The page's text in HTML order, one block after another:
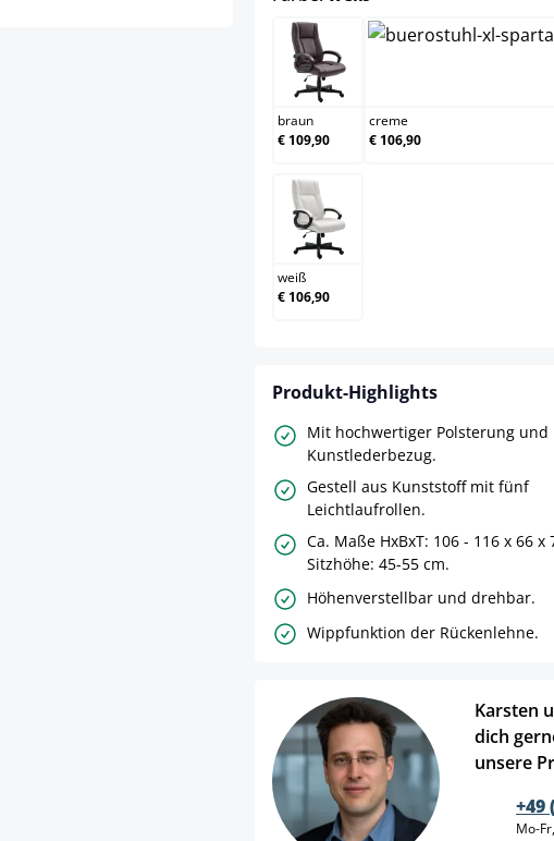
braun
braun
€ 109,90
creme
€ 106,90
weiß
weiß
€ 106,90
Produkt-Highlights
Mit hochwertiger Polsterung und
Kunstlederbezug.
Gestell aus Kunststoff mit fünf
Leichtlaufrollen.
Ca. Maße HxBxT: 106 - 116 x 66 x
Sitzhöhe: 45-55 cm.
Höhenverstellbar und drehbar.
Wippfunktion der Rückenlehne.
Karsten
dich
unsere
+49
Mo-